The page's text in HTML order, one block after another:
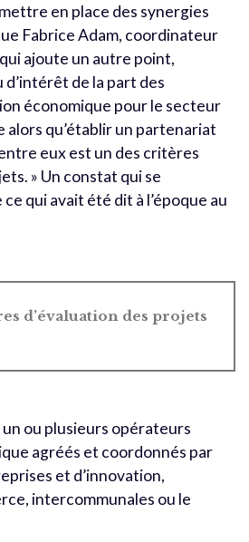
en place des synergies
Fabrice Adam, coordinateur
ajoute un autre point,
d’intérêt de la part des
économique pour le secteur
alors qu’établir un partenariat
eux est un des critères
» Un constat qui se
qui avait été dit à l’époque au
d’évaluation des projets
ou plusieurs opérateurs
agréés et coordonnés par
et d’innovation,
intercommunales ou le